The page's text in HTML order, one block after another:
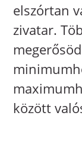
elszórtan
zivatar.
között